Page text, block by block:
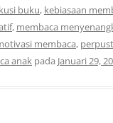
buku, kebiasaan
, membaca
membaca,
anak pada Januari 29,